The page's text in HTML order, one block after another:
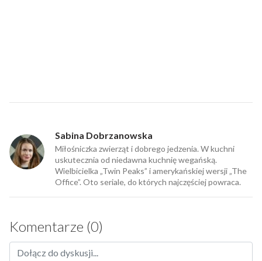
Sabina Dobrzanowska
Miłośniczka zwierząt i dobrego jedzenia. W kuchni
uskutecznia od niedawna kuchnię wegańską.
Wielbicielka „Twin Peaks” i amerykańskiej wersji „The
Office”. Oto seriale, do których najczęściej powraca.
Komentarze (0)